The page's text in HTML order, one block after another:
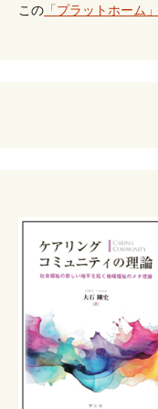
この 「プラットホーム」